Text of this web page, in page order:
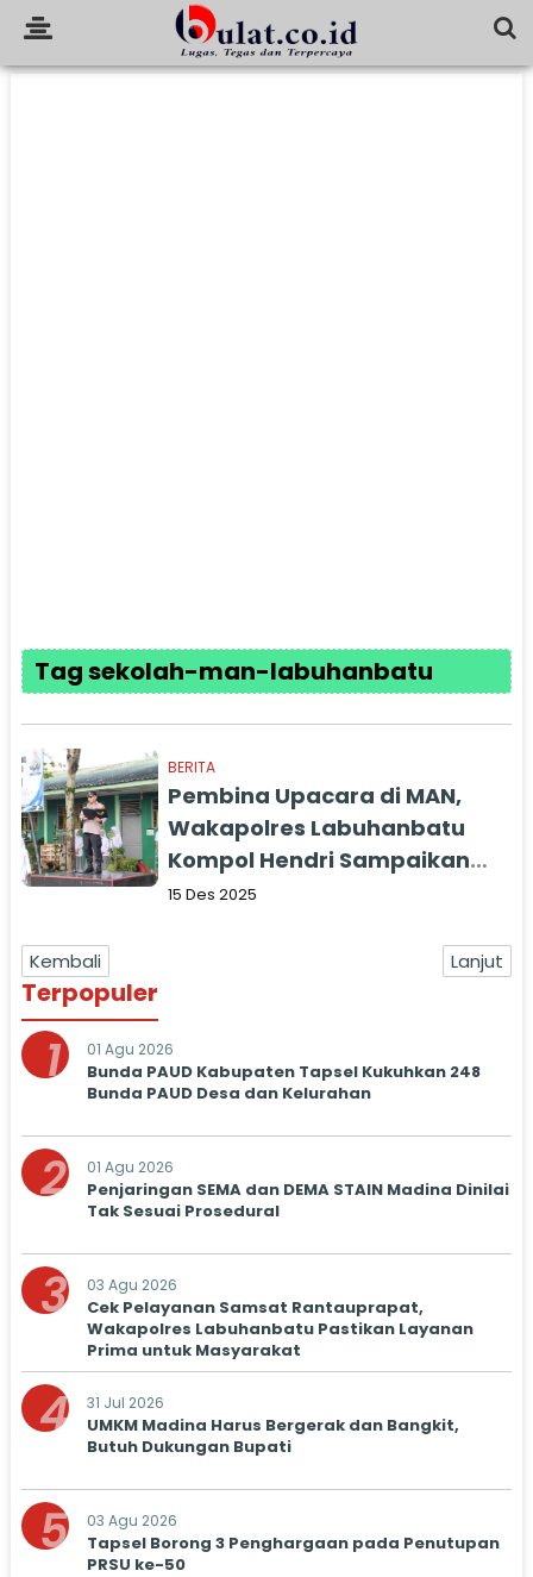
Tag sekolah-man-labuhanbatu
BERITA
Pembina Upacara di MAN,
Wakapolres Labuhanbatu
Kompol Hendri Sampaikan
Pesan Kamtibmas
15 Des 2025
Kembali Lanjut
Terpopuler
1 01 Agu 2026
Bunda PAUD Kabupaten Tapsel Kukuhkan 248
Bunda PAUD Desa dan Kelurahan
2 01 Agu 2026
Penjaringan SEMA dan DEMA STAIN Madina Dinilai
Tak Sesuai Prosedural
3 03 Agu 2026
Cek Pelayanan Samsat Rantauprapat,
Wakapolres Labuhanbatu Pastikan Layanan
Prima untuk Masyarakat
4 31 Jul 2026
UMKM Madina Harus Bergerak dan Bangkit,
Butuh Dukungan Bupati
5 03 Agu 2026
Tapsel Borong 3 Penghargaan pada Penutupan
PRSU ke-50